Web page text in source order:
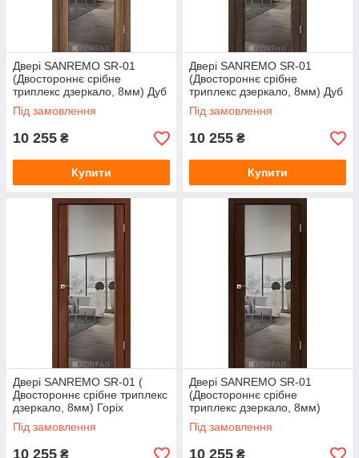
Двері SANREMO SR-01
(Двостороннє срібне
триплекс дзеркало, 8мм) Дуб
грей
Під замовлення
10 255 ₴
Купити
Двері SANREMO SR-01
(Двостороннє срібне
триплекс дзеркало, 8мм) Дуб
марсала
Під замовлення
10 255 ₴
Купити
Двері SANREMO SR-01 (
Двостороннє срібне триплекс
дзеркало, 8мм) Горіх
Під замовлення
10 255 ₴
Двері SANREMO SR-01
(Двостороннє срібне
триплекс дзеркало, 8мм)
Венге
Під замовлення
10 255 ₴